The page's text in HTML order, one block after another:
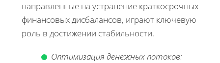
направленные на устранение краткосрочных
финансовых дисбалансов, играют ключевую
роль в достижении стабильности.
Оптимизация денежных потоков: